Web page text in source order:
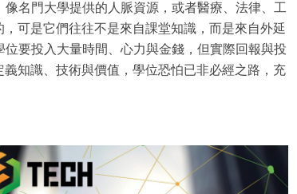
名門大學提供的人脈資源，或者醫療、法律、工
可是它們往往不是來自課堂知識，而是來自外延
要投入大量時間、心力與金錢，但實際回報與投
知識、技術與價值，學位恐怕已非必經之路，充